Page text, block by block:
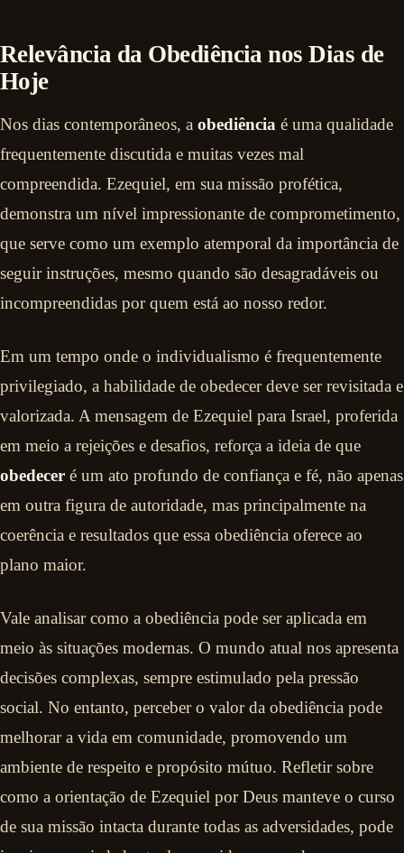
Relevância da Obediência nos Dias de
Hoje
Nos dias contemporâneos, a obediência é uma qualidade
frequentemente discutida e muitas vezes mal
compreendida. Ezequiel, em sua missão profética,
demonstra um nível impressionante de comprometimento,
que serve como um exemplo atemporal da importância de
seguir instruções, mesmo quando são desagradáveis ou
incompreendidas por quem está ao nosso redor.
Em um tempo onde o individualismo é frequentemente
privilegiado, a habilidade de obedecer deve ser revisitada e
valorizada. A mensagem de Ezequiel para Israel, proferida
em meio a rejeições e desafios, reforça a ideia de que
obedecer é um ato profundo de confiança e fé, não apenas
em outra figura de autoridade, mas principalmente na
coerência e resultados que essa obediência oferece ao
plano maior.
Vale analisar como a obediência pode ser aplicada em
meio às situações modernas. O mundo atual nos apresenta
decisões complexas, sempre estimulado pela pressão
social. No entanto, perceber o valor da obediência pode
melhorar a vida em comunidade, promovendo um
ambiente de respeito e propósito mútuo. Refletir sobre
como a orientação de Ezequiel por Deus manteve o curso
de sua missão intacta durante todas as adversidades, pode